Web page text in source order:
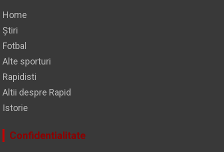
Home
Știri
Fotbal
Alte sporturi
Rapidisti
Altii despre Rapid
Istorie
Confidentialitate